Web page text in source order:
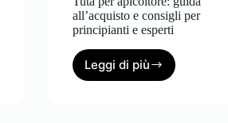
all’acquisto e consigli per
principianti e esperti
Leggi di più
Tuta